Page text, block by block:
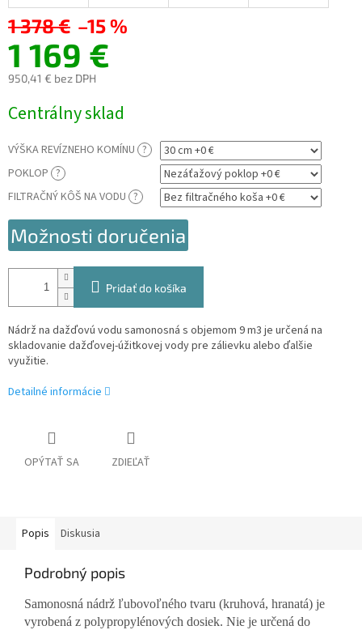
1 378 € –15 %
1 169 €
950,41 € bez DPH
cena:
Centrálny sklad
VÝŠKA REVÍZNEHO KOMÍNU ?
POKLOP ?
FILTRAČNÝ KÔŠ NA VODU ?
Možnosti doručenia
Pridať do košíka
Nádrž na dažďovú vodu samonosná s objemom 9 m3 je určená na
skladovanie dažďovej-úžitkovej vody pre zálievku alebo ďalšie
využitie.
Detailné informácie
OPÝTAŤ SA ZDIEĽAŤ
Popis Diskusia
Podrobný popis
Samonosná nádrž ľubovoľného tvaru (kruhová, hranatá) je
vyrobená z polypropylénových dosiek. Nie je určená do